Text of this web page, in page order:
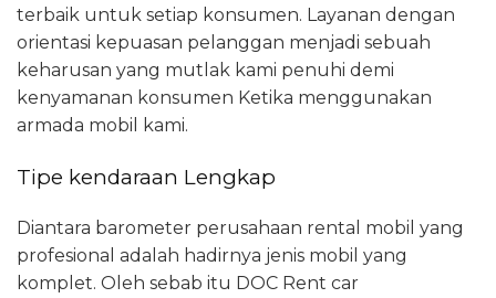
terbaik untuk setiap konsumen. Layanan dengan
orientasi kepuasan pelanggan menjadi sebuah
keharusan yang mutlak kami penuhi demi
kenyamanan konsumen Ketika menggunakan
armada mobil kami.
Tipe kendaraan Lengkap
Diantara barometer perusahaan rental mobil yang
profesional adalah hadirnya jenis mobil yang
komplet. Oleh sebab itu DOC Rent car